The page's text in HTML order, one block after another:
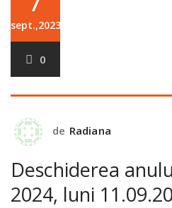
sept.,2023
0
de Radiana
Deschiderea
2024, luni